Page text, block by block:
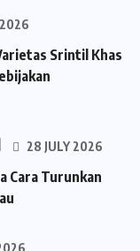
Srintil Khas
28 JULY 2026
Cara Turunkan